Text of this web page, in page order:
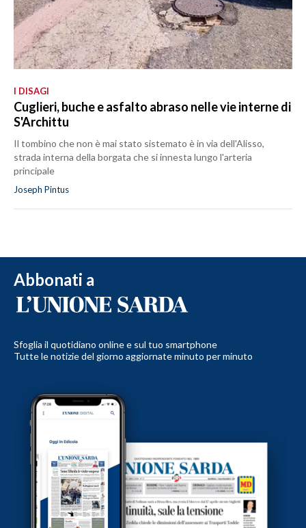
I DISAGI
Cuglieri, buche e asfalto abraso nelle vie interne di
S'Archittu
Il tombino che non è mai stato sistemato è in via dell'Alisso,
strada interna della borgata che si innesta lungo l'arteria
principale
Joseph Pintus
Abbonati a
Sfoglia il quotidiano online e sul tuo smartphone
Tutte le notizie del giorno aggiornate minuto per minuto